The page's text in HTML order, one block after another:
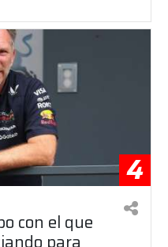
4
con el que